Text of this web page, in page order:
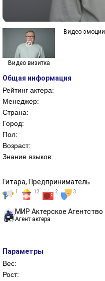
Видео визитка
Видео эмоции
Общая информация
Рейтинг актера:
Менеджер:
Страна:
Город:
Пол:
Возраст:
Знание языков:
Гитара, Предприниматель
1 12 2 3
MИР Актерское Агентство
Агент актера
Параметры
Вес:
Рост: